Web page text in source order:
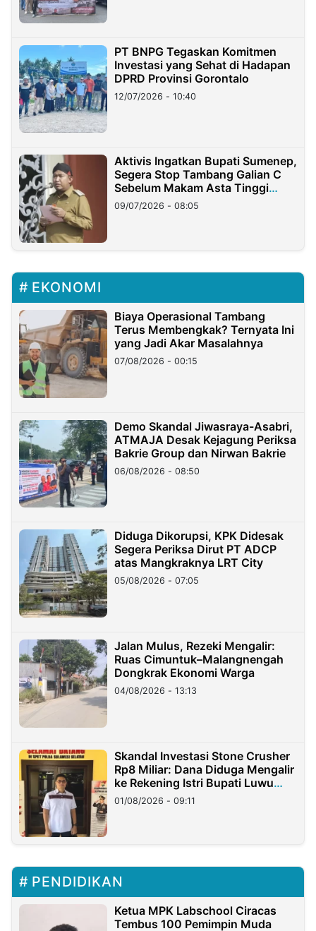
PT BNPG Tegaskan Komitmen
Investasi yang Sehat di Hadapan
DPRD Provinsi Gorontalo
12/07/2026 - 10:40
Aktivis Ingatkan Bupati Sumenep,
Segera Stop Tambang Galian C
Sebelum Makam Asta Tinggi
Longsor
09/07/2026 - 08:05
EKONOMI
Biaya Operasional Tambang
Terus Membengkak? Ternyata Ini
yang Jadi Akar Masalahnya
07/08/2026 - 00:15
Demo Skandal Jiwasraya-Asabri,
ATMAJA Desak Kejagung Periksa
Bakrie Group dan Nirwan Bakrie
06/08/2026 - 08:50
Diduga Dikorupsi, KPK Didesak
Segera Periksa Dirut PT ADCP
atas Mangkraknya LRT City
05/08/2026 - 07:05
Jalan Mulus, Rezeki Mengalir:
Ruas Cimuntuk–Malangnengah
Dongkrak Ekonomi Warga
04/08/2026 - 13:13
Skandal Investasi Stone Crusher
Rp8 Miliar: Dana Diduga Mengalir
ke Rekening Istri Bupati Luwu
Timur
01/08/2026 - 09:11
PENDIDIKAN
Ketua MPK Labschool Ciracas
Tembus 100 Pemimpin Muda